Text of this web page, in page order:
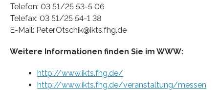
Telefon: 03 51/25 53-5 06
Telefax: 03 51/25 54-1 38
E-Mail: Peter.Otschik@ikts.fhg.de
Weitere Informationen finden Sie im WWW:
http://www.ikts.fhg.de/
http://www.ikts.fhg.de/veranstaltung/messen